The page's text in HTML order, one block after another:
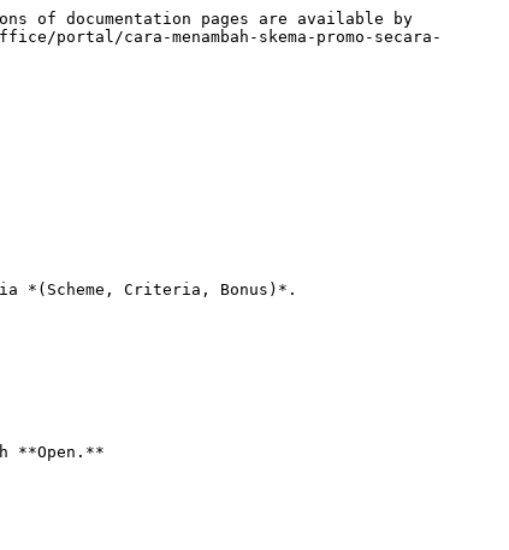
of documentation pages are available by
portal/cara-menambah-skema-promo-secara-
*(Scheme, Criteria, Bonus)*.
**Open.**